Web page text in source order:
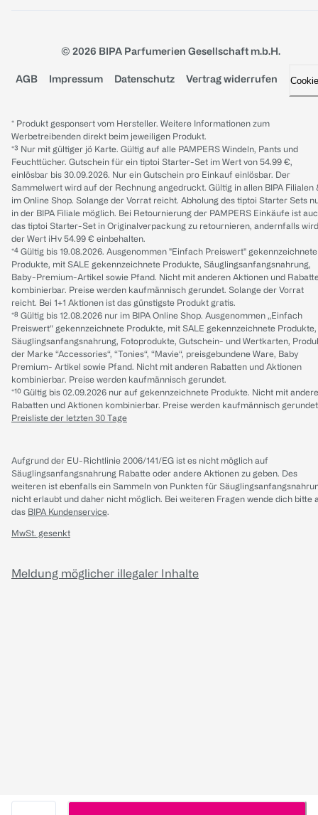
© 2026 BIPA Parfumerien Gesellschaft m.b.H.
AGB Impressum Datenschutz Vertrag widerrufen
* Produkt gesponsert vom Hersteller. Weitere Informationen zum
Werbetreibenden direkt beim jeweiligen Produkt.
*³ Nur mit gültiger jö Karte. Gültig auf alle PAMPERS Windeln, Pants und
Feuchttücher. Gutschein für ein tiptoi Starter-Set im Wert von 54.99 €,
einlösbar bis 30.09.2026. Nur ein Gutschein pro Einkauf einlösbar. Der
Sammelwert wird auf der Rechnung angedruckt. Gültig in allen BIPA Filialen
im Online Shop. Solange der Vorrat reicht. Abholung des tiptoi Starter Sets
in der BIPA Filiale möglich. Bei Retournierung der PAMPERS Einkäufe ist
das tiptoi Starter-Set in Originalverpackung zu retournieren, andernfalls wird
der Wert iHv 54.99 € einbehalten.
*⁴ Gültig bis 19.08.2026. Ausgenommen "Einfach Preiswert" gekennzeichnete
Produkte, mit SALE gekennzeichnete Produkte, Säuglingsanfangsnahrung,
Baby-Premium-Artikel sowie Pfand. Nicht mit anderen Aktionen und
kombinierbar. Preise werden kaufmännisch gerundet. Solange der Vorrat
reicht. Bei 1+1 Aktionen ist das günstigste Produkt gratis.
*⁸ Gültig bis 12.08.2026 nur im BIPA Online Shop. Ausgenommen „Einfach
Preiswert“ gekennzeichnete Produkte, mit SALE gekennzeichnete Produkte,
Säuglingsanfangsnahrung, Fotoprodukte, Gutschein- und Wertkarten,
der Marke “Accessories“, “Tonies“, “Mavie“, preisgebundene Ware, Baby
Premium- Artikel sowie Pfand. Nicht mit anderen Rabatten und Aktionen
kombinierbar. Preise werden kaufmännisch gerundet.
*¹⁰ Gültig bis 02.09.2026 nur auf gekennzeichnete Produkte. Nicht mit
Rabatten und Aktionen kombinierbar. Preise werden kaufmännisch
Preisliste der letzten 30 Tage
Aufgrund der EU-Richtlinie 2006/141/EG ist es nicht möglich auf
Säuglingsanfangsnahrung Rabatte oder andere Aktionen zu geben. Des
weiteren ist ebenfalls ein Sammeln von Punkten für
nicht erlaubt und daher nicht möglich. Bei weiteren Fragen wende dich bitte
das BIPA Kundenservice.
MwSt. gesenkt
Meldung möglicher illegaler Inhalte